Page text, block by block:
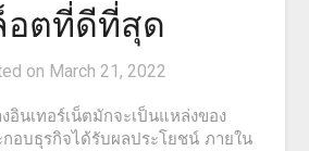
อตที่ดีที่สุด
on March 21, 2022
อินเทอร์เน็ตมักจะเป็นแหล่งของ
อบธุรกิจได้รับผลประโยชน์ ภายใน